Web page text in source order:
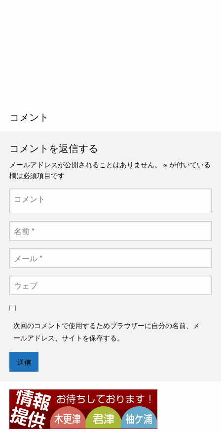
コメント
コメントを返信する
メールアドレスが公開されることはありません。 ※ が付いている
欄は必須項目です
次回のコメントで使用するためブラウザーに自分の名前、メ
ールアドレス、サイトを保存する。